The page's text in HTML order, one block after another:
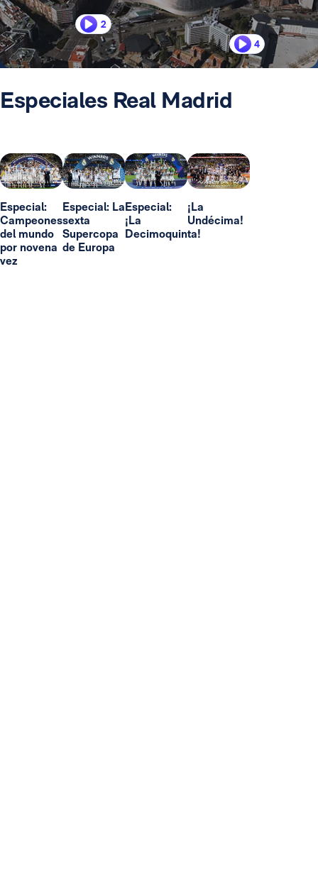
2
4
Especiales Real Madrid
Especial:
Campeones
del mundo
por novena
vez
Especial: La
sexta
Supercopa
de Europa
Especial:
¡La
Decimoquinta!
¡La
Undécima!